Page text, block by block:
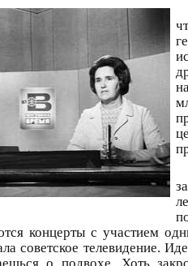
концерты с участием
советское телевидение.
о подвохе. Хоть